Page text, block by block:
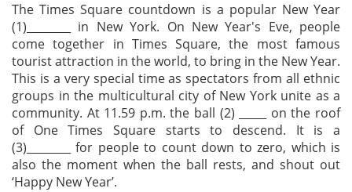
The Times Square countdown is a popular New Year
(1)________ in New York. On New Year's Eve, people
come together in Times Square, the most famous
tourist attraction in the world, to bring in the New Year.
This is a very special time as spectators from all ethnic
groups in the multicultural city of New York unite as a
community. At 11.59 p.m. the ball (2) _____ on the roof
of One Times Square starts to descend. It is a
(3)________ for people to count down to zero, which is
also the moment when the ball rests, and shout out
‘Happy New Year’.